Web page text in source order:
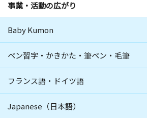
事業・活動の広がり
Baby Kumon
ペン習字・かきかた・筆ペン・毛筆
フランス語・ドイツ語
Japanese（日本語）